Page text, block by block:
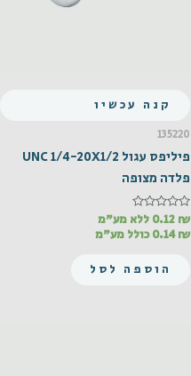
קנה עכשיו
135220
פיליפס עגול UNC 1/4-20X1/2
פלדה מצופה
דורג
מתוך
0.12 ₪
ללא מע"מ
0.14₪ כולל מע"מ
הוספה לסל